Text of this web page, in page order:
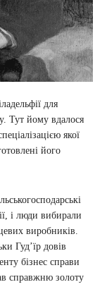
для
Тут йому вдалося
якої
його
і люди вибирали
виробників.
Гудʼїр довів
бізнес справи
справжню золоту